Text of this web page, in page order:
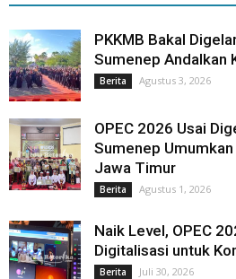
PKKMB Bakal
Sumenep Andalkan
Berita Agustus 3, 2026
OPEC 2026 Usai
Sumenep
Jawa Timur
Berita Agustus 1, 2026
Naik Level, OPEC
Digitalisasi untuk
Berita Juli 30, 2026